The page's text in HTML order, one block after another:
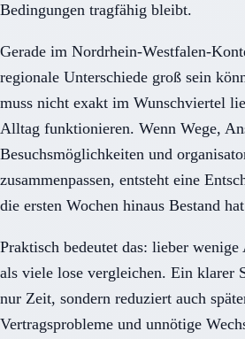
Bedingungen tragfähig bleibt.
Gerade im Nordrhein-Westfalen-
regionale Unterschiede groß sein
muss nicht exakt im Wunschviertel
Alltag funktionieren. Wenn Wege,
Besuchsmöglichkeiten und
zusammenpassen, entsteht eine
die ersten Wochen hinaus Bestand
Praktisch bedeutet das: lieber wenige
als viele lose vergleichen. Ein klarer
nur Zeit, sondern reduziert auch
Vertragsprobleme und unnötige